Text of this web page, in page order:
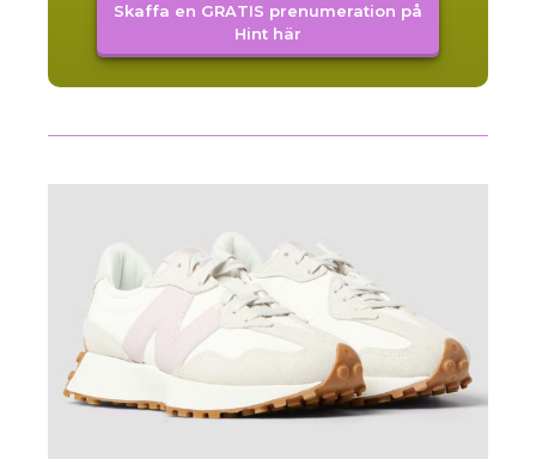
Skaffa en GRATIS prenumeration på
Hint här